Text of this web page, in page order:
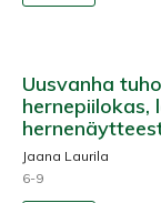
Uusvanha
hernepiilokas,
Jaana Laurila
6-9